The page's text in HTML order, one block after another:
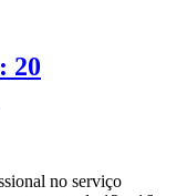
20
no serviço